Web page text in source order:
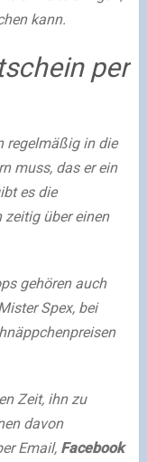
kann.
per
regelmäßig in die
muss, das er ein
es die
zeitig über einen
gehören auch
Spex, bei
Zeit, ihn zu
davon
Email, Facebook